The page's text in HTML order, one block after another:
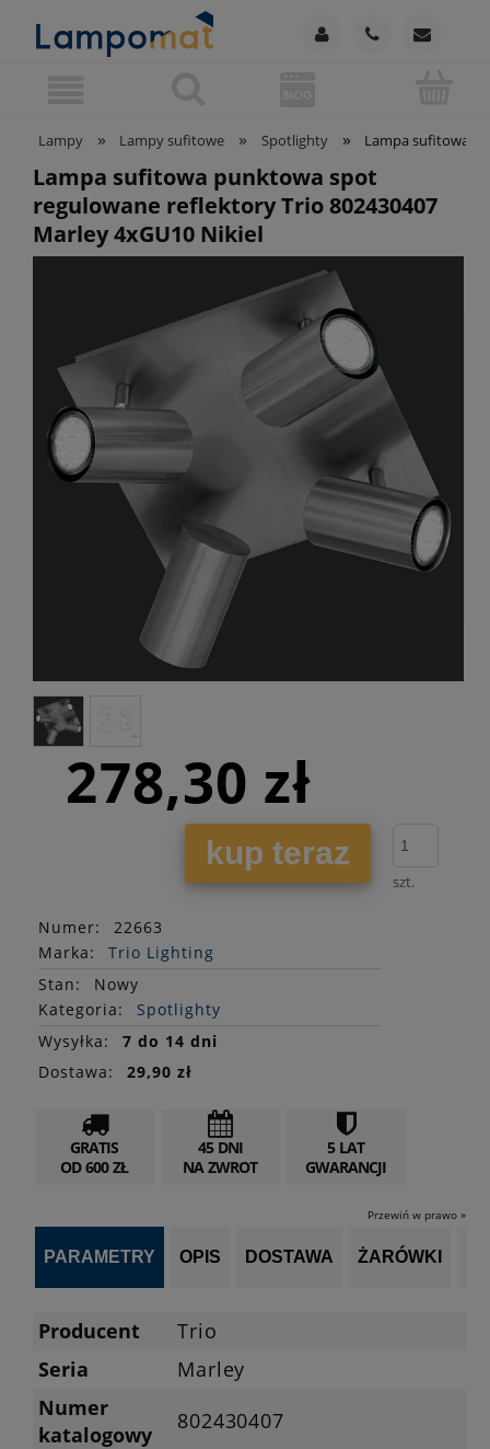
Lampy » Lampy sufitowe » Spotlighty » Lampa sufitowa
Lampa sufitowa punktowa spot
regulowane reflektory Trio 802430407
Marley 4xGU10 Nikiel
278,30 zł
kup teraz
szt.
Numer:
22663
Marka:
Trio Lighting
Stan:
Nowy
Kategoria:
Spotlighty
Wysyłka:
7 do 14 dni
Dostawa:
29,90 zł
GRATIS
OD 600 ZŁ
45 DNI
NA ZWROT
5 LAT
GWARANCJI
Przewiń w prawo »
PARAMETRY OPIS DOSTAWA ŻARÓWKI
Producent
Trio
Seria
Marley
Numer
katalogowy
802430407